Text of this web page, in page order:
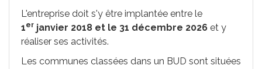
L'entreprise doit s'y être implantée entre le
1er janvier 2018 et le 31 décembre 2026 et y
réaliser ses activités.
Les communes classées dans un BUD sont situées